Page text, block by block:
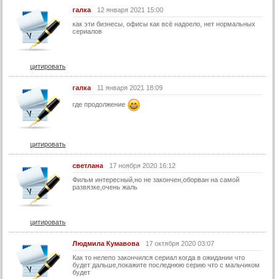
галка
12 января 2021 15:00
как эти бизнесы, офисы как всё надоело, нет нормальных
сериалов
цитировать
галка 11 января 2021 18:09
где продолжение
цитировать
светлана
17 ноября 2020 16:12
Фильм интересный,но не закончен,оборван на самой
развязке,очень жаль
цитировать
Людмила Кумавова
17 октября 2020 03:07
Как то нелепо закончился сериал когда в ожидании что
будет дальше,покажите последнюю серию что с мальчиком
будет